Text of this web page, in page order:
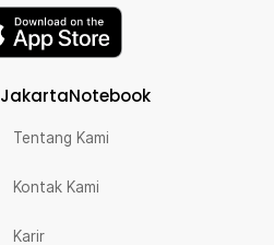
JakartaNotebook
Tentang Kami
Kontak Kami
Karir